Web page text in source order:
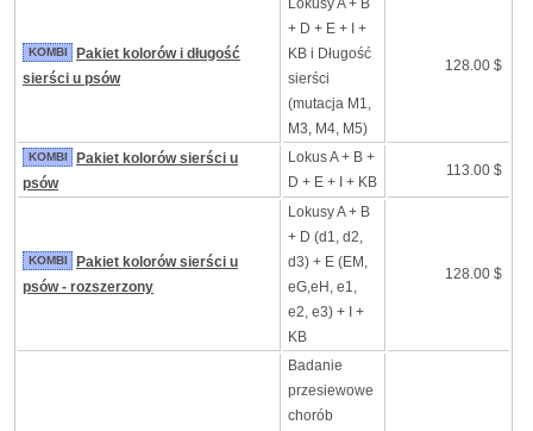
KOMBI
Pakiet kolorów i długość
sierści u psów
Lokusy A + B
+ D + E + I +
KB i Długość
sierści
(mutacja M1,
M3, M4, M5)
128.00 $
KOMBI
Pakiet kolorów sierści u
psów
Lokus A + B +
D + E + I + KB
113.00 $
KOMBI
Pakiet kolorów sierści u
psów - rozszerzony
Lokusy A + B
+ D (d1, d2,
d3) + E (EM,
eG,eH, e1,
e2, e3) + I +
KB
128.00 $
Badanie
przesiewowe
chorób